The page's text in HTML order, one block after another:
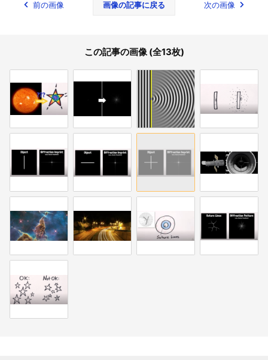
前の画像 画像の記事に戻る 次の画像
この記事の画像 (全13枚)